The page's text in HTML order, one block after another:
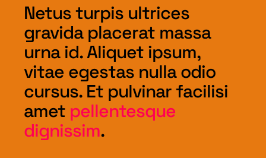
Netus turpis ultrices
gravida placerat massa
urna id. Aliquet ipsum,
vitae egestas nulla odio
cursus. Et pulvinar facilisi
amet pellentesque
dignissim.